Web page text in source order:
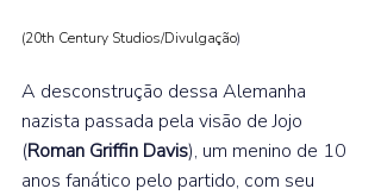
(20th Century Studios/Divulgação)
A desconstrução dessa Alemanha
nazista passada pela visão de Jojo
(Roman Griffin Davis), um menino de 10
anos fanático pelo partido, com seu